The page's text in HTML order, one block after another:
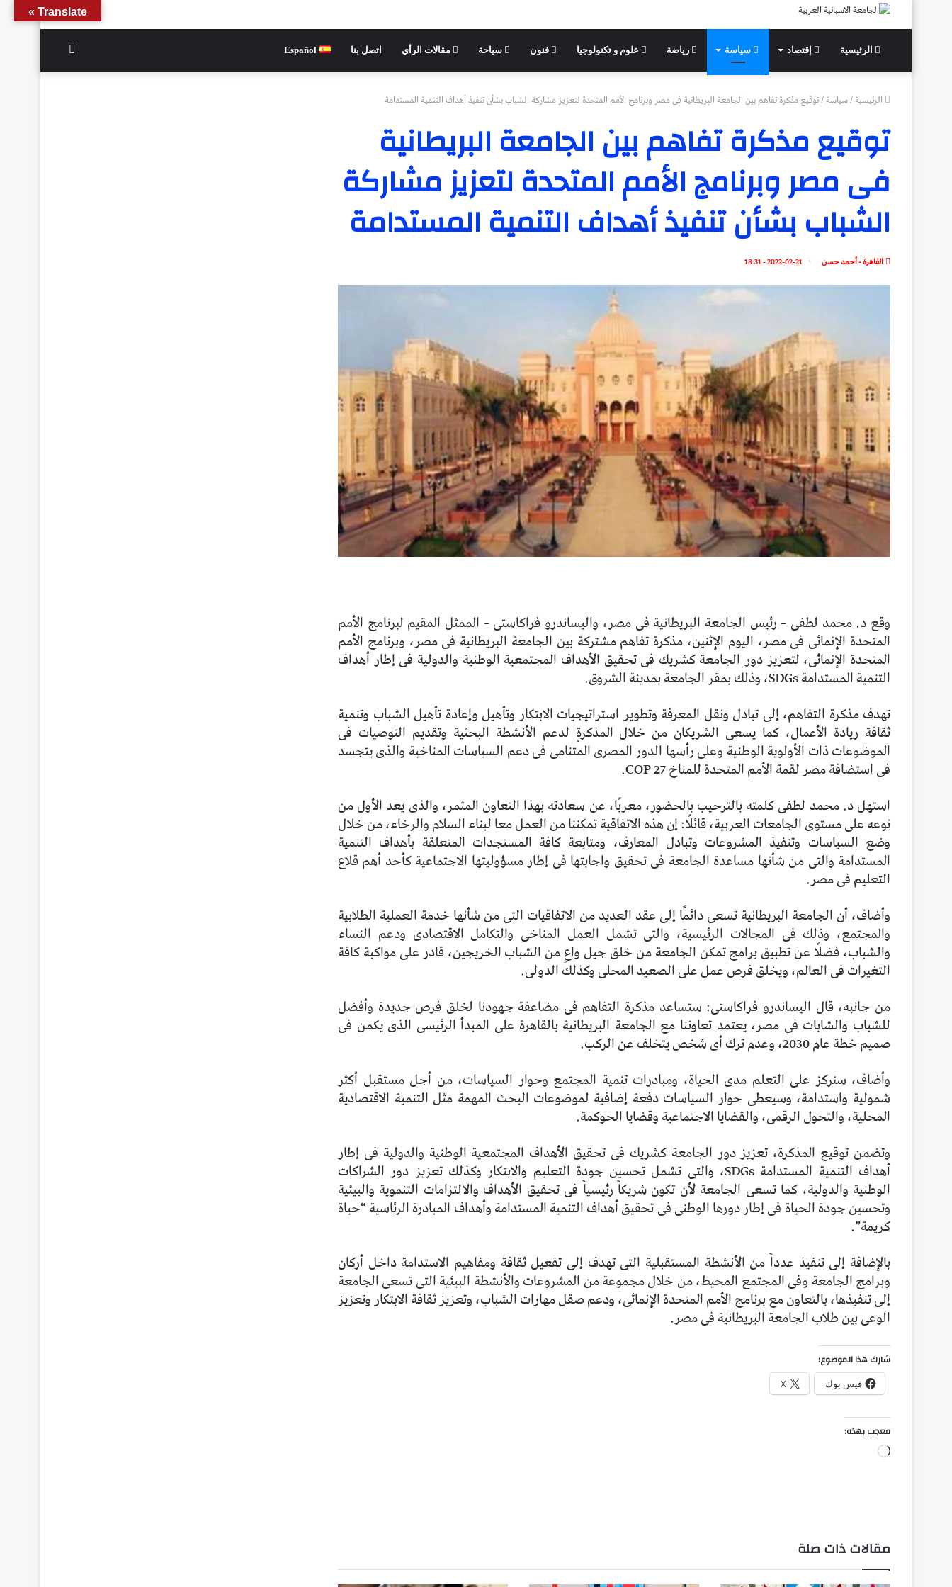
الرئيسية إقتصاد سياسة رياضة علوم و تكنولوجيا فنون سياحة مقالات الرأي اتصل بنا Español
الرئيسية/سياسة/توقيع مذكرة تفاهم بين الجامعة البريطانية فى مصر وبرنامج الأمم المتحدة لتعزيز مشاركة الشباب بشأن تنفيذ أهداف التنمية المستدامة
توقيع مذكرة تفاهم بين الجامعة البريطانية
فى مصر وبرنامج الأمم المتحدة لتعزيز مشاركة
الشباب بشأن تنفيذ أهداف التنمية المستدامة
القاهرة - أحمد حسن 2022-02-21 - 18:31
وقع د. محمد لطفى – رئيس الجامعة البريطانية فى مصر، واليساندرو فراكاستى – الممثل المقيم لبرنامج الأمم
المتحدة الإنمائى فى مصر، اليوم الإثنين، مذكرة تفاهم مشتركة بين الجامعة البريطانية فى مصر، وبرنامج الأمم
المتحدة الإنمائى، لتعزيز دور الجامعة كشريك فى تحقيق الأهداف المجتمعية الوطنية والدولية فى إطار أهداف
التنمية المستدامة SDGs، وذلك بمقر الجامعة بمدينة الشروق.
تهدف مذكرة التفاهم، إلى تبادل ونقل المعرفة وتطوير استراتيجيات الابتكار وتأهيل وإعادة تأهيل الشباب وتنمية
ثقافة ريادة الأعمال، كما يسعى الشريكان من خلال المذكرة لدعم الأنشطة البحثية وتقديم التوصيات فى
الموضوعات ذات الأولوية الوطنية وعلى رأسها الدور المصرى المُتنامى فى دعم السياسات المناخية والذى يتجسد
فى استضافة مصر لقمة الأمم المتحدة للمناخ COP 27.
استهل د. محمد لطفى كلمته بالترحيب بالحضور، معربًا، عن سعادته بهذا التعاون المثمر، والذى يعد الأول من
نوعه على مستوى الجامعات العربية، قائلًا: إن هذه الاتفاقية تمكننا من العمل معا لبناء السلام والرخاء، من خلال
وضع السياسات وتنفيذ المشروعات وتبادل المعارف، ومتابعة كافة المستجدات المتعلقة بأهداف التنمية
المستدامة والتى من شأنها مساعدة الجامعة فى تحقيق واجابتها فى إطار مسؤوليتها الاجتماعية كأحد أهم قلاع
التعليم فى مصر.
وأضاف، أن الجامعة البريطانية تسعى دائمًا إلى عقد العديد من الاتفاقيات التى من شأنها خدمة العملية الطلابية
والمجتمع، وذلك فى المجالات الرئيسية، والتى تشمل العمل المناخى والتكامل الاقتصادى ودعم النساء
والشباب، فضلًا عن تطبيق برامج تمكن الجامعة من خلق جيل واعِ من الشباب الخريجين، قادر على مواكبة كافة
التغيرات فى العالم، ويخلق فرص عمل على الصعيد المحلى وكذلك الدولى.
من جانبه، قال اليساندرو فراكاستى: ستساعد مذكرة التفاهم فى مضاعفة جهودنا لخلق فرص جديدة وأفضل
للشباب والشابات فى مصر، يعتمد تعاوننا مع الجامعة البريطانية بالقاهرة على المبدأ الرئيسى الذى يكمن فى
صميم خطة عام 2030، وعدم ترك أى شخص يتخلف عن الركب.
وأضاف، سنركز على التعلم مدى الحياة، ومبادرات تنمية المجتمع وحوار السياسات، من أجل مستقبل أكثر
شمولية واستدامة، وسيعطى حوار السياسات دفعة إضافية لموضوعات البحث المهمة مثل التنمية الاقتصادية
المحلية، والتحول الرقمى، والقضايا الاجتماعية وقضايا الحوكمة.
وتضمن توقيع المذكرة، تعزيز دور الجامعة كشريك فى تحقيق الأهداف المجتمعية الوطنية والدولية فى إطار
أهداف التنمية المستدامة SDGs، والتى تشمل تحسين جودة التعليم والابتكار وكذلك تعزيز دور الشراكات
الوطنية والدولية، كما تسعى الجامعة لأن تكون شريكاً رئيسياً فى تحقيق الأهداف والالتزامات التنموية والبيئية
وتحسين جودة الحياة فى إطار دورها الوطنى فى تحقيق أهداف التنمية المستدامة وأهداف المبادرة الرئاسية “حياة
كريمة”.
بالإضافة إلى تنفيذ عدداً من الأنشطة المستقبلية التى تهدف إلى تفعيل ثقافة ومفاهيم الاستدامة داخل أركان
وبرامج الجامعة وفى المجتمع المحيط، من خلال مجموعة من المشروعات والأنشطة البيئية التى تسعى الجامعة
إلى تنفيذها، بالتعاون مع برنامج الأمم المتحدة الإنمائى، ودعم صقل مهارات الشباب، وتعزيز ثقافة الابتكار وتعزيز
الوعى بين طلاب الجامعة البريطانية فى مصر.
شارك هذا الموضوع:
فيس بوك X
معجب بهذه:
جاري
مقالات ذات صلة
Translate »